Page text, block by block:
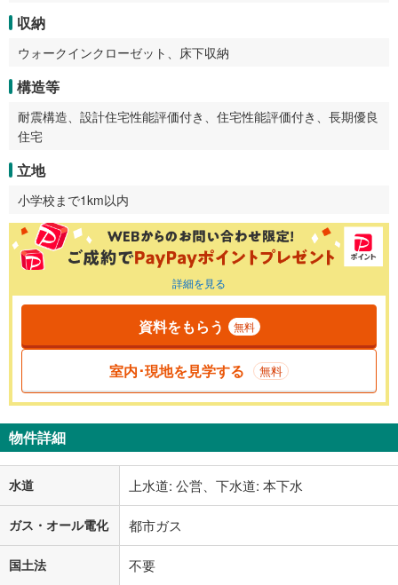
収納
ウォークインクローゼット、床下収納
構造等
耐震構造、設計住宅性能評価付き、住宅性能評価付き、長期優良
住宅
立地
小学校まで1km以内
詳細を見る
資料をもらう 無料
室内･現地を見学する 無料
物件詳細
水道 上水道: 公営、下水道: 本下水
ガス・オール電化 都市ガス
国土法 不要